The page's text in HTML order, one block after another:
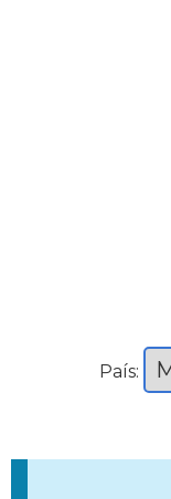
País: